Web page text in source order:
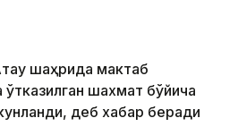
шаҳрида мактаб
шахмат бўйича
деб хабар беради